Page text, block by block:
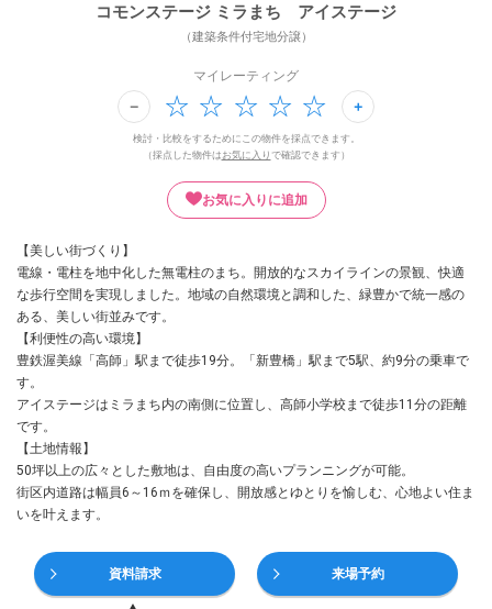
コモンステージ ミラまち アイステージ
（建築条件付宅地分譲）
マイレーティング
検討・比較をするためにこの物件を採点できます。
（採点した物件は お気に入り で確認できます）
お気に入りに追加
【美しい街づくり】
電線・電柱を地中化した無電柱のまち。開放的なスカイラインの景観、快適
な歩行空間を実現しました。地域の自然環境と調和した、緑豊かで統一感の
ある、美しい街並みです。
【利便性の高い環境】
豊鉄渥美線「高師」駅まで徒歩19分。「新豊橋」駅まで5駅、約9分の乗車で
す。
アイステージはミラまち内の南側に位置し、高師小学校まで徒歩11分の距離
です。
【土地情報】
50坪以上の広々とした敷地は、自由度の高いプランニングが可能。
街区内道路は幅員6～16ｍを確保し、開放感とゆとりを愉しむ、心地よい住ま
いを叶えます。
資料請求 来場予約